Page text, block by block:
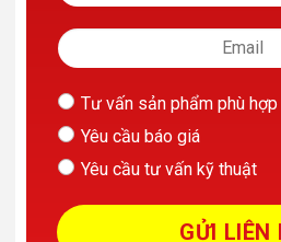
Tư vấn sản phẩm phù hợp
Yêu cầu báo giá
Yêu cầu tư vấn kỹ thuật